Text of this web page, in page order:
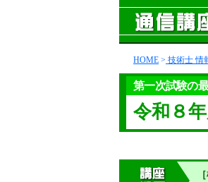
HOME > 技術士 情
第一次試験の
令和８